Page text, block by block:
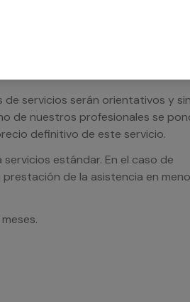
servicios serán orientativos y
de nuestros profesionales se
definitivo de este servicio.
estándar. En el caso de
de la asistencia en